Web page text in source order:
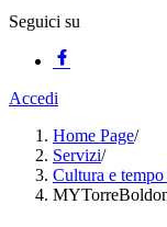
Seguici su
Accedi
Home Page/
Servizi/
Cultura e